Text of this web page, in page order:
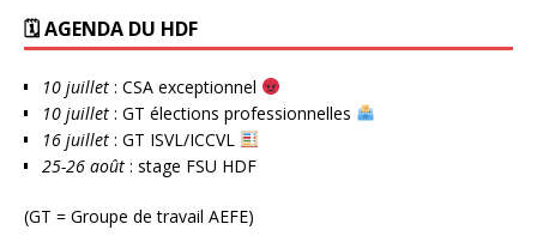
🗓 AGENDA DU HDF
10 juillet : CSA exceptionnel
10 juillet : GT élections professionnelles
16 juillet : GT ISVL/ICCVL
25-26 août : stage FSU HDF
(GT = Groupe de travail AEFE)